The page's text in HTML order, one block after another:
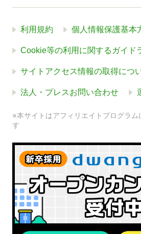
利用規約 個人情報保護基本
Cookie等の利用に関するガイド
サイトアクセス情報の取得につ
法人・プレスお問い合わせ
※本サイトはアフィリエイトプログラム
す